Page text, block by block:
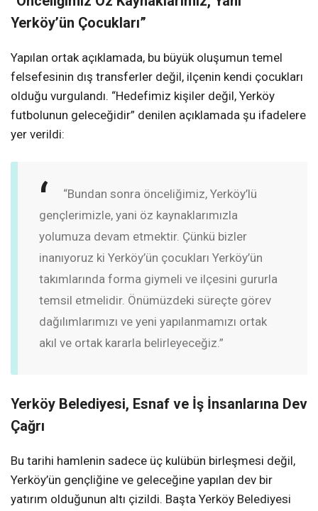
Yerköy’ün Çocukları”
Yapılan ortak açıklamada, bu büyük oluşumun temel
felsefesinin dış transferler değil, ilçenin kendi çocukları
olduğu vurgulandı. “Hedefimiz kişiler değil, Yerköy
futbolunun geleceğidir” denilen açıklamada şu ifadelere
yer verildi:
“Bundan sonra önceliğimiz, Yerköy’lü
gençlerimizle, yani öz kaynaklarımızla
yolumuza devam etmektir. Çünkü bizler
inanıyoruz ki Yerköy’ün çocukları Yerköy’ün
takımlarında forma giymeli ve ilçesini gururla
temsil etmelidir. Önümüzdeki süreçte görev
dağılımlarımızı ve yeni yapılanmamızı ortak
akıl ve ortak kararla belirleyeceğiz.”
Yerköy Belediyesi, Esnaf ve İş İnsanlarına Dev
Çağrı
Bu tarihi hamlenin sadece üç kulübün birleşmesi değil,
Yerköy’ün gençliğine ve geleceğine yapılan dev bir
yatırım olduğunun altı çizildi. Başta Yerköy Belediyesi